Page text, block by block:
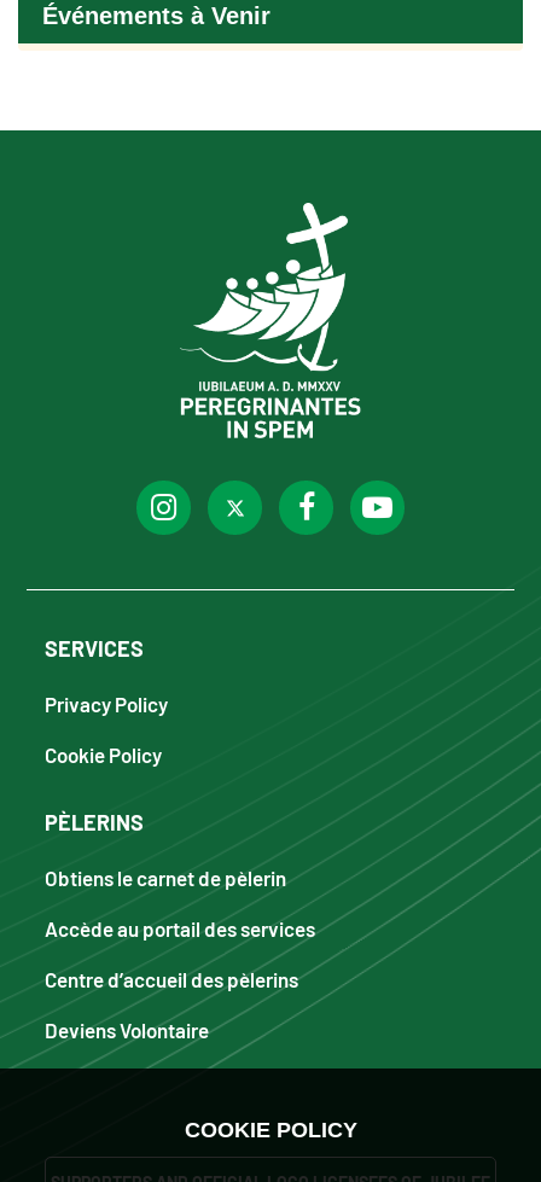
Événements à Venir
SERVICES
Privacy Policy
Cookie Policy
PÈLERINS
Obtiens le carnet de pèlerin
Accède au portail des services
Centre d’accueil des pèlerins
Deviens Volontaire
COOKIE POLICY